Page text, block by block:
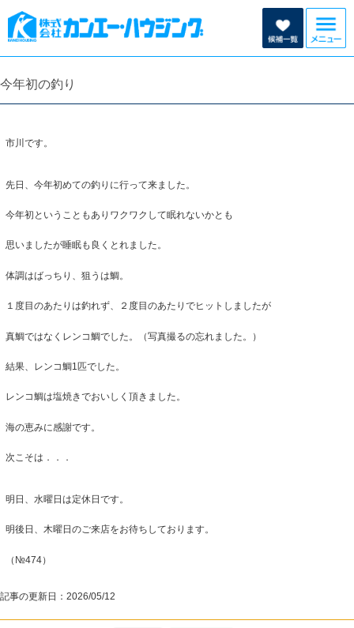
今年初の釣り
市川です。
先日、今年初めての釣りに行って来ました。
今年初ということもありワクワクして眠れないかとも
思いましたが睡眠も良くとれました。
体調はばっちり、狙うは鯛。
１度目のあたりは釣れず、２度目のあたりでヒットしましたが
真鯛ではなくレンコ鯛でした。（写真撮るの忘れました。）
結果、レンコ鯛1匹でした。
レンコ鯛は塩焼きでおいしく頂きました。
海の恵みに感謝です。
次こそは．．．
明日、水曜日は定休日です。
明後日、木曜日のご来店をお待ちしております。
（№474）
記事の更新日： 2026/05/12